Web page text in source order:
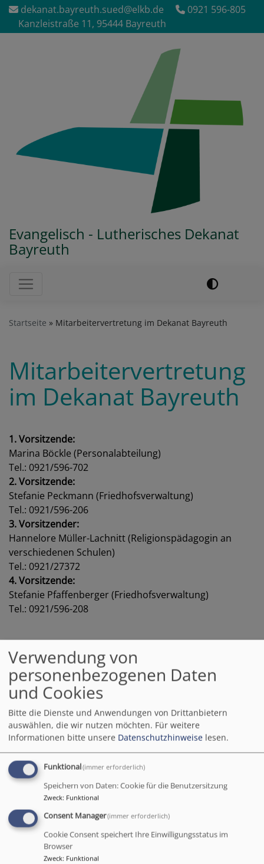
Direkt
zum
Inhalt
dekanat.bayreuth.sued@elkb.de
0921 596-805
Kanzleistraße 11, 95444 Bayreuth
Evangelisch - Lutherisches Dekanat
Bayreuth
Hauptnavigation
Startseite Mitarbeitervertretung im Dekanat Bayreuth
Mitarbeitervertretung
im Dekanat Bayreuth
1. Vorsitzende:
Marina Böckle (Personalabteilung)
Tel.: 0921/596-702
2. Vorsitzende:
Stefanie Peckmann (Friedhofsverwaltung)
Tel.: 0921/596-206
3. Vorsitzender:
Hannelore Müller-Lachnitt (Religionspädagogin an
verschiedenen Schulen)
Tel.: 0921/27372
4. Vorsitzende:
Stefanie Pfaffenberger (Friedhofsverwaltung)
Tel.: 0921/596-208
Stefanie Pfaffenberger
Stellvertretung:
Maritta Lindner (Pfarramtssekretärin KG Weidenberg)
Schriftführerin:
Hannelore Müller-Lachnitt (Relegionspädagogin an
verschiedenen Schulen)
Weitere Mitglieder (in alphabetischer Reihenfolge):
Daniel Baciu, Maritta Lindner, Gerald Maisel, Sophie
Simon, Herma Vogel
Ersatzmitglieder (in alphabetischer Reihenfolge):
Reinhard Kollera, Heiko Lautner
Verwendung von
personenbezogenen Daten
und Cookies
Bitte die Dienste und Anwendungen von Drittanbietern
auswählen, die wir nutzen möchten. Für weitere
Informationen bitte unsere Datenschutzhinweise lesen.
Funktional(immer erforderlich)
Speichern von Daten: Cookie für die Benutzersitzung
Zweck: Funktional
Consent Manager(immer erforderlich)
Cookie Consent speichert Ihre Einwilligungsstatus im
Browser
Zweck: Funktional